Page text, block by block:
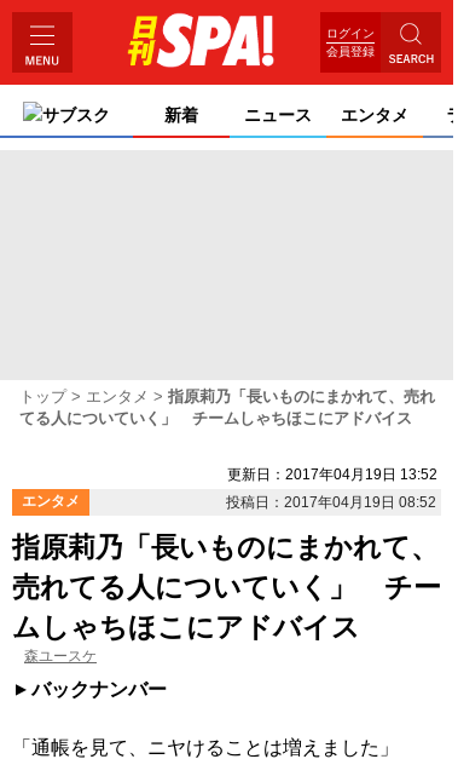
ログイン
会員登録
サブスク 新着 ニュース エンタメ
トップ エンタメ
指原莉乃「長いものにまかれて、売れ
てる人についていく」 チームしゃちほこにアドバイス
更新日：2017年04月19日 13:52
エンタメ
投稿日：2017年04月19日 08:52
指原莉乃「長いものにまかれて、
売れてる人についていく」 チー
ムしゃちほこにアドバイス
森ユースケ
バックナンバー
「通帳を見て、ニヤけることは増えました」